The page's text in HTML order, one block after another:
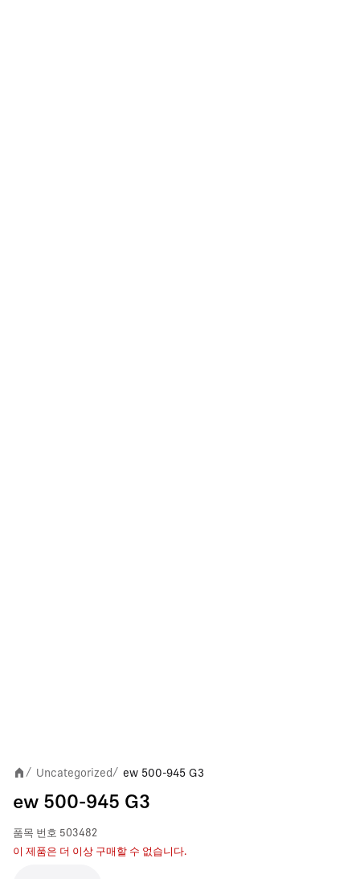
/ Uncategorized / ew 500-945 G3
ew 500-945 G3
품목 번호 503482
이 제품은 더 이상 구매할 수 없습니다.